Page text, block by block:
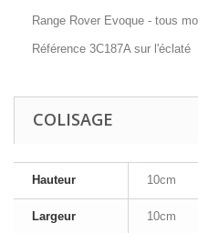
Range Rover Evoque - tous
Référence 3C187A sur l'éclaté
COLISAGE
Hauteur 10cm
Largeur 10cm